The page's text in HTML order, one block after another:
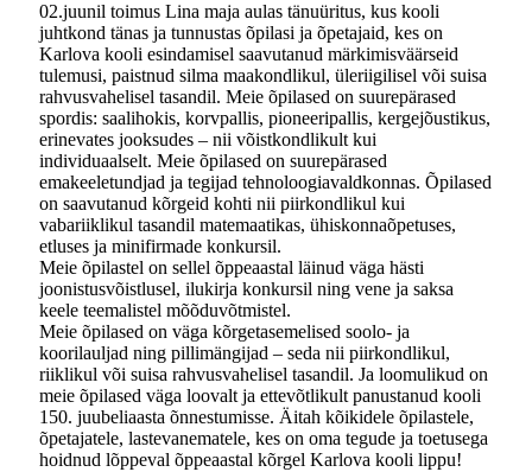
02.juunil toimus Lina maja aulas tänuüritus, kus kooli
juhtkond tänas ja tunnustas õpilasi ja õpetajaid, kes on
Karlova kooli esindamisel saavutanud märkimisväärseid
tulemusi, paistnud silma maakondlikul, üleriigilisel või suisa
rahvusvahelisel tasandil. Meie õpilased on suurepärased
spordis: saalihokis, korvpallis, pioneeripallis, kergejõustikus,
erinevates jooksudes – nii võistkondlikult kui
individuaalselt. Meie õpilased on suurepärased
emakeeletundjad ja tegijad tehnoloogiavaldkonnas. Õpilased
on saavutanud kõrgeid kohti nii piirkondlikul kui
vabariiklikul tasandil matemaatikas, ühiskonnaõpetuses,
etluses ja minifirmade konkursil.
Meie õpilastel on sellel õppeaastal läinud väga hästi
joonistusvõistlusel, ilukirja konkursil ning vene ja saksa
keele teemalistel mõõduvõtmistel.
Meie õpilased on väga kõrgetasemelised soolo- ja
koorilauljad ning pillimängijad – seda nii piirkondlikul,
riiklikul või suisa rahvusvahelisel tasandil. Ja loomulikud on
meie õpilased väga loovalt ja ettevõtlikult panustanud kooli
150. juubeliaasta õnnestumisse. Äitah kõikidele õpilastele,
õpetajatele, lastevanematele, kes on oma tegude ja toetusega
hoidnud lõppeval õppeaastal kõrgel Karlova kooli lippu!